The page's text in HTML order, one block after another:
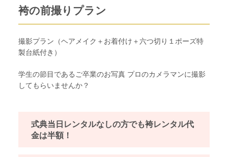
袴の前撮りプラン
撮影プラン（ヘアメイク＋お着付け＋六つ切り１ポーズ特
製台紙付き）
学生の節目であるご卒業のお写真 プロのカメラマンに撮影
してもらいませんか？
式典当日レンタルなしの方でも袴レンタル代
金は半額！